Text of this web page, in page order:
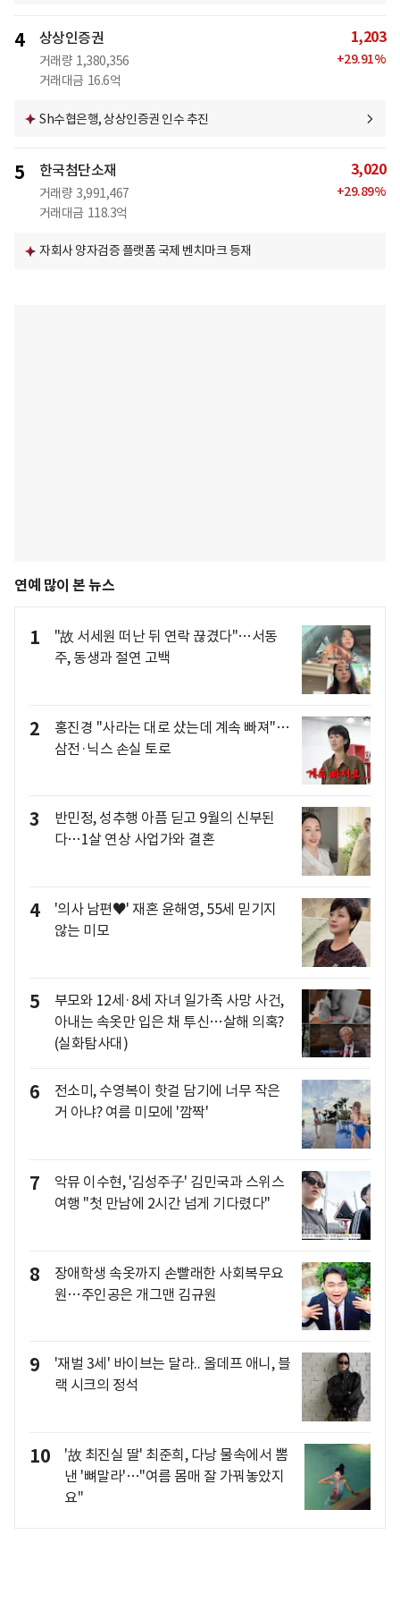
4 상상인증권
거래량 1,380,356
거래대금 16.6억
1,203
+29.91%
Sh수협은행, 상상인증권 인수 추진
5 한국첨단소재
거래량 3,991,467
거래대금 118.3억
3,020
+29.89%
자회사 양자검증 플랫폼 국제 벤치마크 등재
연예 많이 본 뉴스
1
"故 서세원 떠난 뒤 연락 끊겼다"…서동
주, 동생과 절연 고백
2
홍진경 "사라는 대로 샀는데 계속 빠져"…
삼전·닉스 손실 토로
3
반민정, 성추행 아픔 딛고 9월의 신부된
다…1살 연상 사업가와 결혼
4
'의사 남편♥' 재혼 윤해영, 55세 믿기지
않는 미모
5
부모와 12세·8세 자녀 일가족 사망 사건,
아내는 속옷만 입은 채 투신…살해 의혹?
(실화탐사대)
6
전소미, 수영복이 핫걸 담기에 너무 작은
거 아냐? 여름 미모에 '깜짝'
7
악뮤 이수현, '김성주子' 김민국과 스위스
여행 "첫 만남에 2시간 넘게 기다렸다"
8
장애학생 속옷까지 손빨래한 사회복무요
원…주인공은 개그맨 김규원
9
'재벌 3세' 바이브는 달라.. 올데프 애니, 블
랙 시크의 정석
10
'故 최진실 딸' 최준희, 다낭 물속에서 뽐
낸 '뼈말라'…"여름 몸매 잘 가꿔놓았지
요"